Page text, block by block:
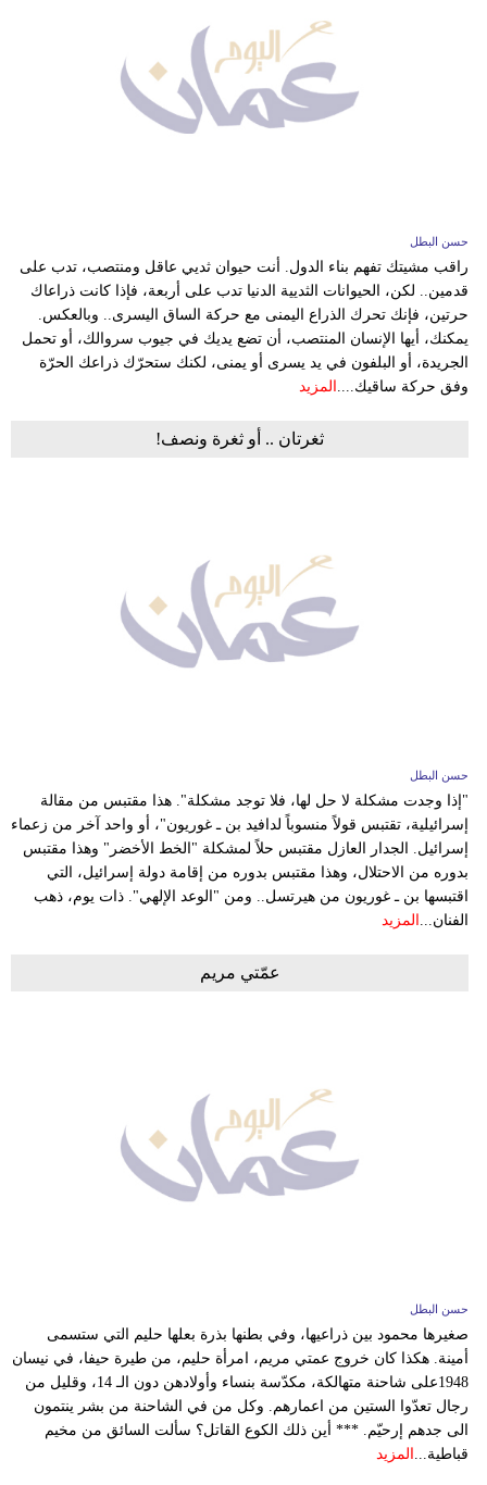
حسن البطل
راقب مشيتك تفهم بناء الدول. أنت حيوان ثديي عاقل ومنتصب، تدب على
قدمين.. لكن، الحيوانات الثديية الدنيا تدب على أربعة، فإذا كانت ذراعاك
حرتين، فإنك تحرك الذراع اليمنى مع حركة الساق اليسرى.. وبالعكس.
يمكنك، أيها الإنسان المنتصب، أن تضع يديك في جيوب سروالك، أو تحمل
الجريدة، أو البلفون في يد يسرى أو يمنى، لكنك ستحرّك ذراعك الحرّة
وفق حركة ساقيك.... المزيد
ثغرتان .. أو ثغرة ونصف!
حسن البطل
"إذا وجدت مشكلة لا حل لها، فلا توجد مشكلة". هذا مقتبس من مقالة
إسرائيلية، تقتبس قولاً منسوباً لدافيد بن ـ غوريون"، أو واحد آخر من زعماء
إسرائيل. الجدار العازل مقتبس حلاً لمشكلة "الخط الأخضر" وهذا مقتبس
بدوره من الاحتلال، وهذا مقتبس بدوره من إقامة دولة إسرائيل، التي
اقتبسها بن ـ غوريون من هيرتسل.. ومن "الوعد الإلهي". ذات يوم، ذهب
الفنان...
المزيد
عمّتي مريم
حسن البطل
صغيرها محمود بين ذراعيها، وفي بطنها بذرة بعلها حليم التي ستسمى
أمينة. هكذا كان خروج عمتي مريم، امرأة حليم، من طيرة حيفا، في نيسان
1948على شاحنة متهالكة، مكدّسة بنساء وأولادهن دون الـ 14، وقليل من
رجال تعدّوا الستين من اعمارهم. وكل من في الشاحنة من بشر ينتمون
الى جدهم إرحيّم. *** أين ذلك الكوع القاتل؟ سألت السائق من مخيم
قباطية...
المزيد